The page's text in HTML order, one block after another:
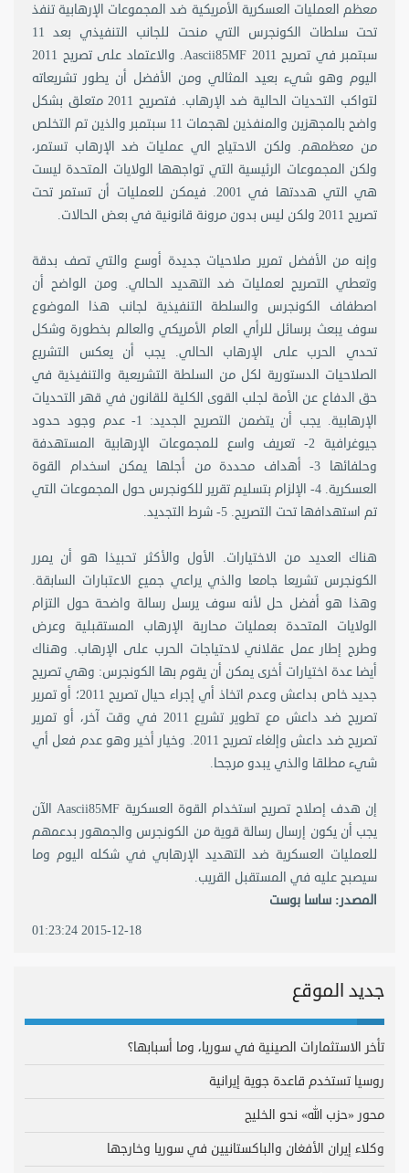
معظم العمليات العسكرية الأمريكية ضد المجموعات الإرهابية تنفذ
تحت سلطات الكونجرس التي منحت للجانب التنفيذي بعد 11
سبتمبر في تصريح Aascii85MF 2011. والاعتماد على تصريح 2011
اليوم وهو شيء بعيد المثالي ومن الأفضل أن يطور تشريعاته
لتواكب التحديات الحالية ضد الإرهاب. فتصريح 2011 متعلق بشكل
واضح بالمجهزين والمنفذين لهجمات 11 سبتمبر والذين تم التخلص
من معظمهم. ولكن الاحتياج الي عمليات ضد الإرهاب تستمر،
ولكن المجموعات الرئيسية التي تواجهها الولايات المتحدة ليست
هي التي هددتها في 2001. فيمكن للعمليات أن تستمر تحت
تصريح 2011 ولكن ليس بدون مرونة قانونية في بعض الحالات.
وإنه من الأفضل تمرير صلاحيات جديدة أوسع والتي تصف بدقة
وتعطي التصريح لعمليات ضد التهديد الحالي. ومن الواضح أن
اصطفاف الكونجرس والسلطة التنفيذية لجانب هذا الموضوع
سوف يبعث برسائل للرأي العام الأمريكي والعالم بخطورة وشكل
تحدي الحرب على الإرهاب الحالي. يجب أن يعكس التشريع
الصلاحيات الدستورية لكل من السلطة التشريعية والتنفيذية في
حق الدفاع عن الأمة لجلب القوى الكلية للقانون في قهر التحديات
الإرهابية. يجب أن يتضمن التصريح الجديد: 1- عدم وجود حدود
جيوغرافية 2- تعريف واسع للمجموعات الإرهابية المستهدفة
وحلفائها 3- أهداف محددة من أجلها يمكن اسخدام القوة
العسكرية. 4- الإلزام بتسليم تقرير للكونجرس حول المجموعات التي
تم استهدافها تحت التصريح. 5- شرط التجديد.
هناك العديد من الاختيارات. الأول والأكثر تحبيذا هو أن يمرر
الكونجرس تشريعا جامعا والذي يراعي جميع الاعتبارات السابقة.
وهذا هو أفضل حل لأنه سوف يرسل رسالة واضحة حول التزام
الولايات المتحدة بعمليات محاربة الإرهاب المستقبلية وعرض
وطرح إطار عمل عقلاني لاحتياجات الحرب على الإرهاب. وهناك
أيضا عدة اختيارات أخرى يمكن أن يقوم بها الكونجرس: وهي تصريح
جديد خاص بداعش وعدم اتخاذ أي إجراء حيال تصريح 2011؛ أو تمرير
تصريح ضد داعش مع تطوير تشريع 2011 في وقت آخر، أو تمرير
تصريح ضد داعش وإلغاء تصريح 2011. وخيار أخير وهو عدم فعل أي
شيء مطلقا والذي يبدو مرجحا.
إن هدف إصلاح تصريح استخدام القوة العسكرية Aascii85MF الآن
يجب أن يكون إرسال رسالة قوية من الكونجرس والجمهور بدعمهم
للعمليات العسكرية ضد التهديد الإرهابي في شكله اليوم وما
سيصبح عليه في المستقبل القريب.
المصدر: ساسا بوست
2015-12-18 01:23:24
جديد الموقع
تأخر الاستثمارات الصينية في سوريا، وما أسبابها؟
روسيا تستخدم قاعدة جوية إيرانية
محور «حزب الله» نحو الخليج
وكلاء إيران الأفغان والباكستانيين في سوريا وخارجها